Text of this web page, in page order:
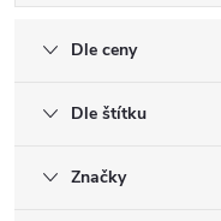
Dle ceny
Dle štítku
Značky